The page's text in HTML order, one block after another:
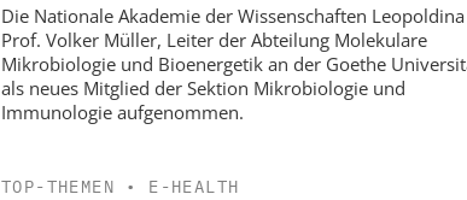
Die Nationale Akademie der Wissenschaften
Prof. Volker Müller, Leiter der Abteilung Molekulare
Mikrobiologie und Bioenergetik an der Goethe
als neues Mitglied der Sektion Mikrobiologie und
Immunologie aufgenommen.
TOP-THEMEN • E-HEALTH